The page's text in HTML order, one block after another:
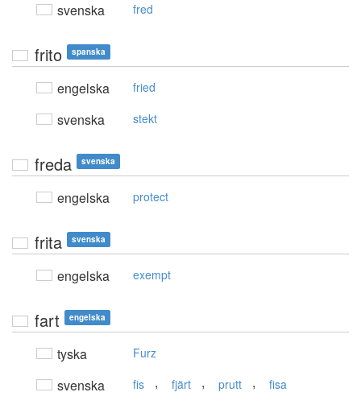
svenska fred
frito spanska
engelska fried
svenska stekt
freda svenska
engelska protect
frita svenska
engelska exempt
fart engelska
tyska Furz
svenska fis , fjärt , prutt , fisa